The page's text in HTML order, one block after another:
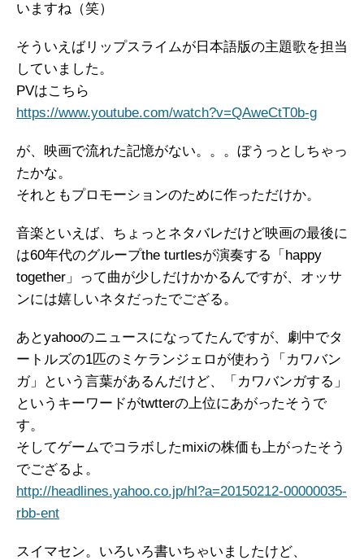
いますね（笑）
そういえばリップスライムが日本語版の主題歌を担当
していました。
PVはこちら
https://www.youtube.com/watch?v=QAweCtT0b-g
が、映画で流れた記憶がない。。。ぼうっとしちゃっ
たかな。
それともプロモーションのために作っただけか。
音楽といえば、ちょっとネタバレだけど映画の最後に
は60年代のグループthe turtlesが演奏する「happy
together」って曲が少しだけかかるんですが、オッサ
ンには嬉しいネタだったでござる。
あとyahooのニュースになってたんですが、劇中でタ
ートルズの1匹のミケランジェロが使わう「カワバン
ガ」という言葉があるんだけど、「カワバンガする」
というキーワードがtwtterの上位にあがったそうで
す。
そしてゲームでコラボしたmixiの株価も上がったそう
でござるよ。
http://headlines.yahoo.co.jp/hl?a=20150212-00000035-
rbb-ent
スイマセン。いろいろ書いちゃいましたけど、